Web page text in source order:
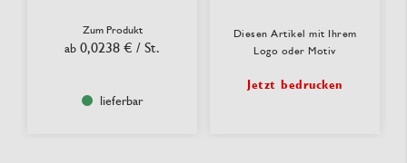
Zum Produkt
ab 0,0238 € / St.
lieferbar
Diesen Artikel mit Ihrem
Logo oder Motiv
Jetzt bedrucken